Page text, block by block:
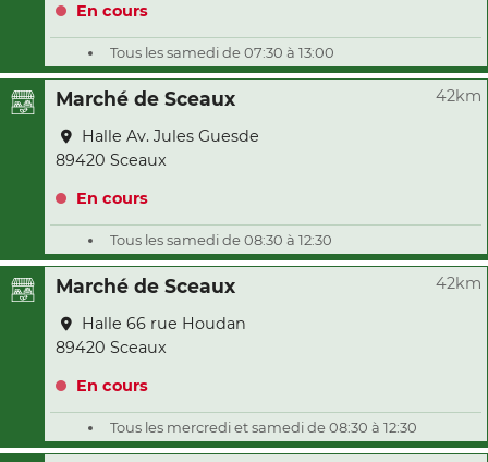
En cours
Tous les samedi de 07:30 à 13:00
Marché de Sceaux 42km
Halle Av. Jules Guesde
89420 Sceaux
En cours
Tous les samedi de 08:30 à 12:30
Marché de Sceaux 42km
Halle 66 rue Houdan
89420 Sceaux
En cours
Tous les mercredi et samedi de 08:30 à 12:30